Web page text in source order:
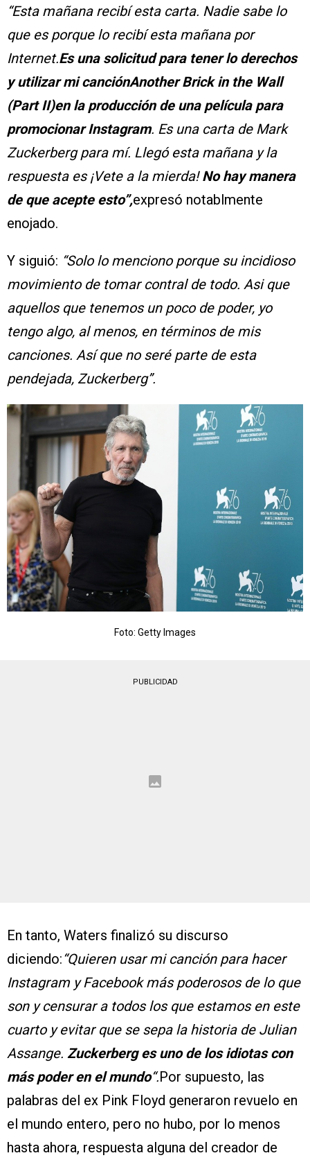
“Esta mañana recibí esta carta. Nadie sabe lo
que es porque lo recibí esta mañana por
Internet.Es una solicitud para tener lo derechos
y utilizar mi canciónAnother Brick in the Wall
(Part II)en la producción de una película para
promocionar Instagram. Es una carta de Mark
Zuckerberg para mí. Llegó esta mañana y la
respuesta es ¡Vete a la mierda!No hay manera
de que acepte esto”,expresó notablmente
enojado.
Y siguió: “Solo lo menciono porque su incidioso
movimiento de tomar contral de todo. Asi que
aquellos que tenemos un poco de poder, yo
tengo algo, al menos, en términos de mis
canciones. Así que no seré parte de esta
pendejada, Zuckerberg”.
Foto: Getty Images
PUBLICIDAD
En tanto, Waters finalizó su discurso
diciendo:“Quieren usar mi canción para hacer
Instagram y Facebook más poderosos de lo que
son y censurar a todos los que estamos en este
cuarto y evitar que se sepa la historia de Julian
Assange. Zuckerberg es uno de los idiotas con
más poder en el mundo“.Por supuesto, las
palabras del ex Pink Floyd generaron revuelo en
el mundo entero, pero no hubo, por lo menos
hasta ahora, respuesta alguna del creador de